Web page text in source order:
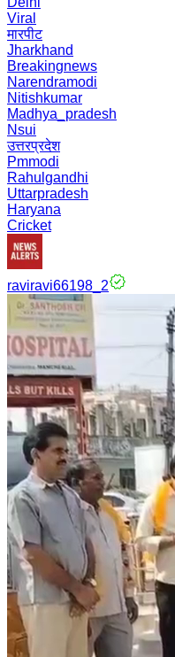
Viral
मारपीट
Jharkhand
Breakingnews
Narendramodi
Nitishkumar
Madhya_pradesh
Nsui
उत्तरप्रदेश
Pmmodi
Rahulgandhi
Uttarpradesh
Haryana
Cricket
raviravi66198_2